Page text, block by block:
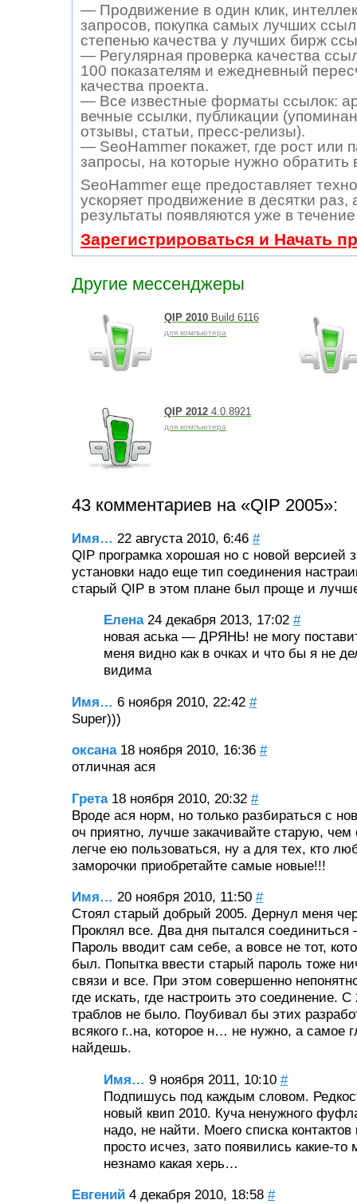
— Продвижение в один клик,
запросов, покупка самых лучших
степенью качества у лучших бирж
— Регулярная проверка качества
100 показателям и ежедневный
качества проекта.
— Все известные форматы ссылок:
вечные ссылки, публикации
отзывы, статьи, пресс-релизы).
— SeoHammer покажет, где рост или
запросы, на которые нужно обратить
SeoHammer еще предоставляет
ускоряет продвижение в десятки раз,
результаты появляются уже в
Зарегистрироваться и Начать
Другие мессенджеры
QIP 2010 Build 6116
для компьютера
QIP 2012 4.0.8921
для компьютера
43 комментариев на «QIP 2005»:
Имя… 22 августа 2010, 6:46 #
QIP програмка хорошая но с новой версией
установки надо еще тип соединения
старый QIP в этом плане был проще и
Елена 24 декабря 2013, 17:02 #
новая аська — ДРЯНЬ! не могу
меня видно как в очках и что бы я не
видима
Имя… 6 ноября 2010, 22:42 #
Super)))
оксана 18 ноября 2010, 16:36 #
отличная ася
Грета 18 ноября 2010, 20:32 #
Вроде ася норм, но только разбираться с
оч приятно, лучше закачивайте старую,
легче ею пользоваться, ну а для тех, кто
заморочки приобретайте самые новые!!!
Имя… 20 ноября 2010, 11:50 #
Стоял старый добрый 2005. Дернул меня
Проклял все. Два дня пытался соединиться
Пароль вводит сам себе, а вовсе не тот,
был. Попытка ввести старый пароль тоже
связи и все. При этом совершенно
где искать, где настроить это соединение. С
траблов не было. Поубивал бы этих
всякого г..на, которое н… не нужно, а самое
найдешь.
Имя… 9 ноября 2011, 10:10 #
Подпишусь под каждым словом.
новый квип 2010. Куча ненужного
надо, не найти. Моего списка
просто исчез, зато появились какие-
незнамо какая херь…
Евгений 4 декабря 2010, 18:58 #